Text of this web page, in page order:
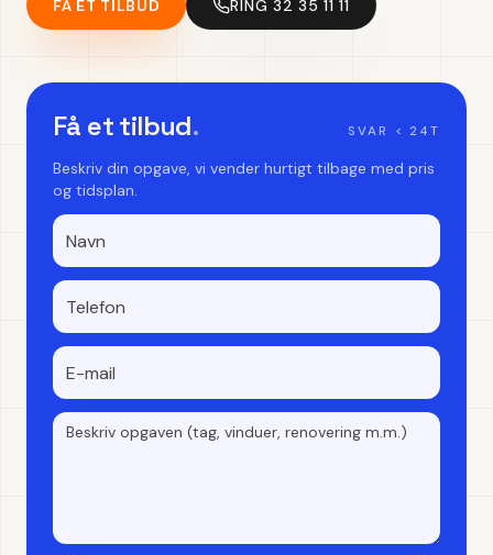
FÅ ET TILBUD RING 32 35 11 11
Få et tilbud. SVAR < 24T
Beskriv din opgave, vi vender hurtigt tilbage med pris
og tidsplan.